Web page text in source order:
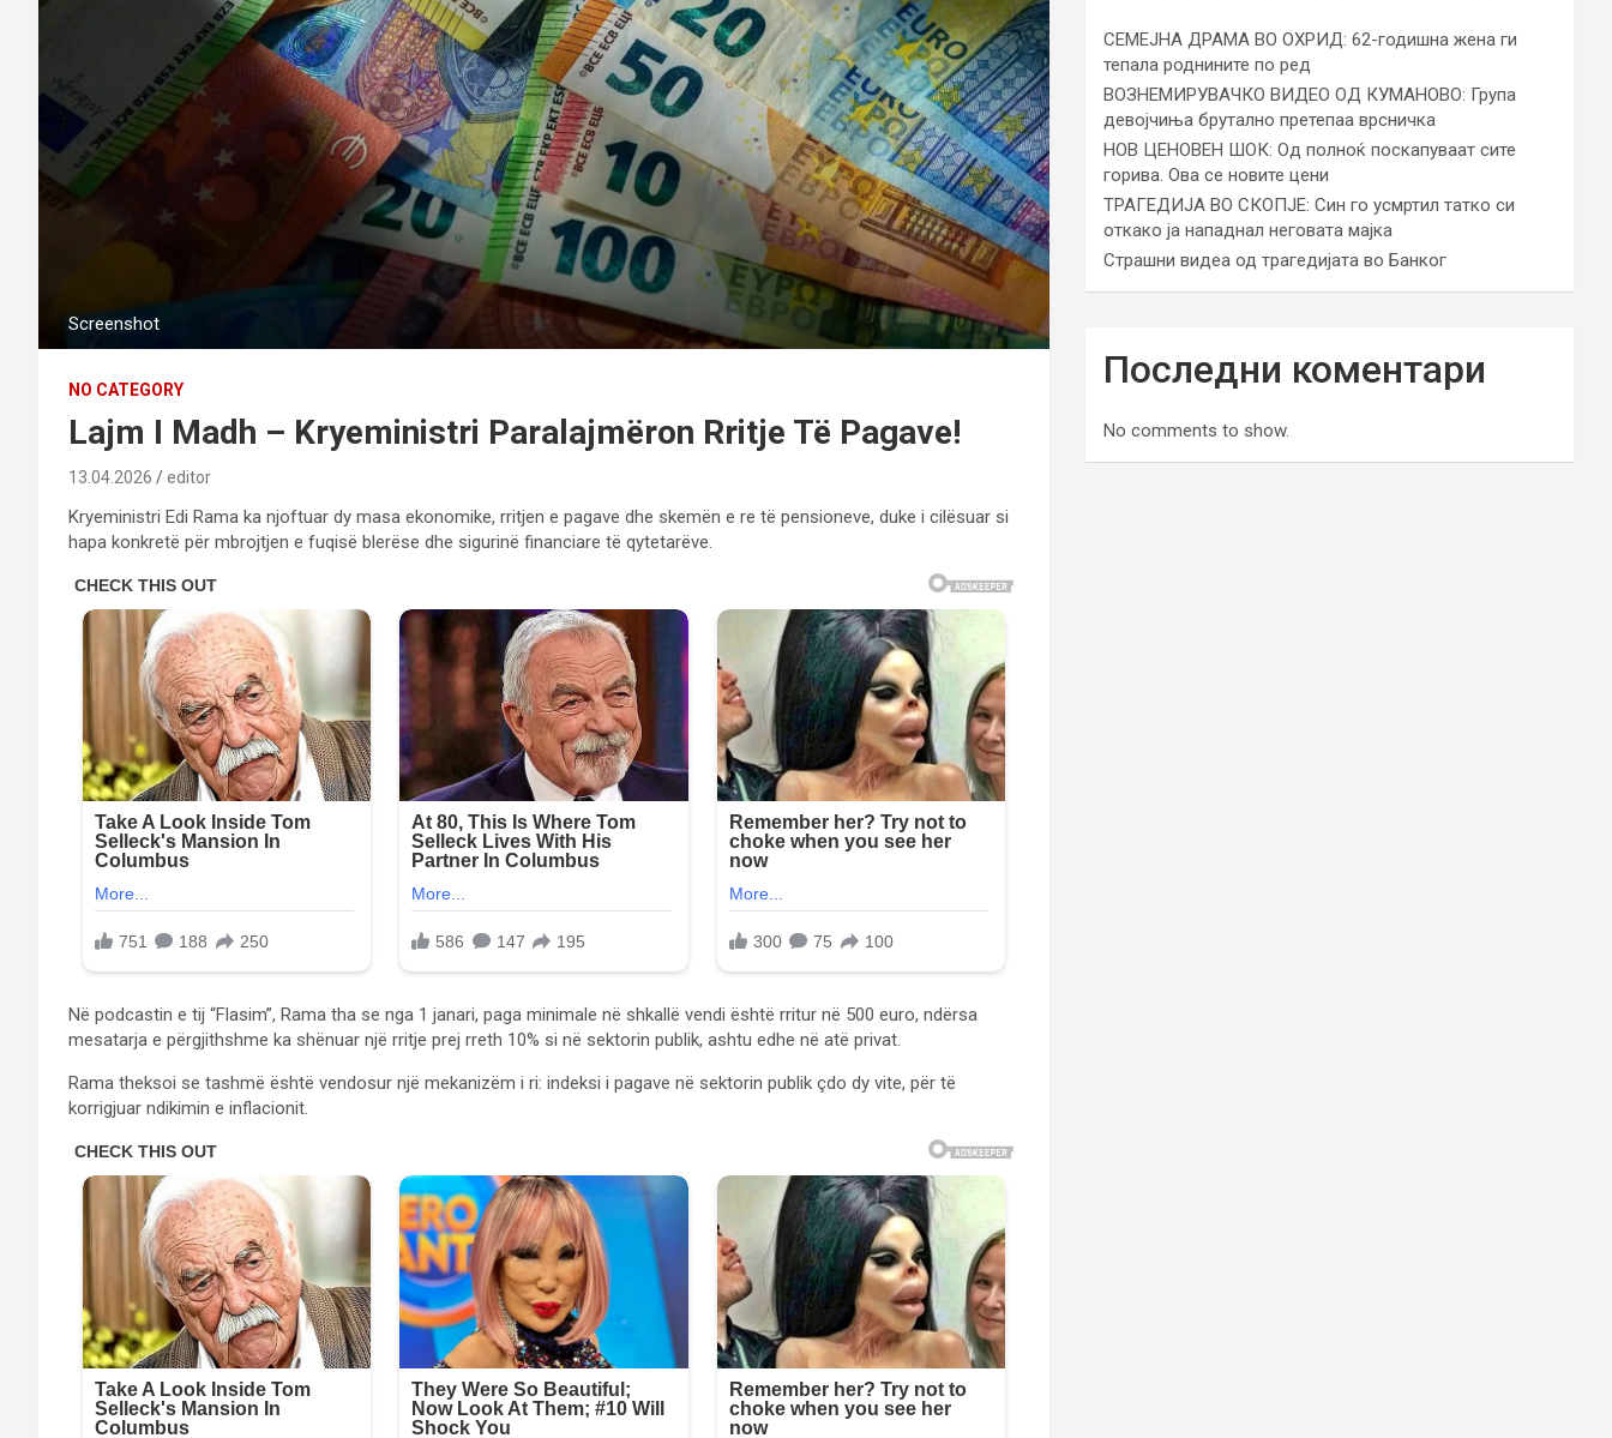
Screenshot
NO CATEGORY
Lajm I Madh – Kryeministri Paralajmëron Rritje Të Pagave!
13.04.2026 editor
Kryeministri Edi Rama ka njoftuar dy masa ekonomike, rritjen e pagave dhe skemën e re të pensioneve, duke i cilësuar si
hapa konkretë për mbrojtjen e fuqisë blerëse dhe sigurinë financiare të qytetarëve.
Në podcastin e tij “Flasim”, Rama tha se nga 1 janari, paga minimale në shkallë vendi është rritur në 500 euro, ndërsa
mesatarja e përgjithshme ka shënuar një rritje prej rreth 10% si në sektorin publik, ashtu edhe në atë privat.
Rama theksoi se tashmë është vendosur një mekanizëm i ri: indeksi i pagave në sektorin publik çdo dy vite, për të
korrigjuar ndikimin e inflacionit.
СЕМЕЈНА ДРАМА ВО ОХРИД: 62-годишна жена ги
тепала роднините по ред
ВОЗНЕМИРУВАЧКО ВИДЕО ОД КУМАНОВО: Група
девојчиња брутално претепаа врсничка
НОВ ЦЕНОВЕН ШОК: Од полноќ поскапуваат сите
горива. Ова се новите цени
ТРАГЕДИЈА ВО СКОПЈЕ: Син го усмртил татко си
откако ја нападнал неговата мајка
Страшни видеа од трагедијата во Банког
Последни коментари
No comments to show.